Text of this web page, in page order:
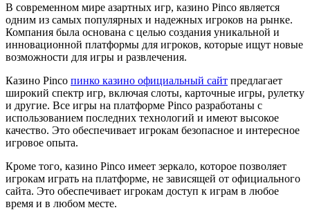
В современном мире азартных игр, казино Pinco является
одним из самых популярных и надежных игроков на рынке.
Компания была основана с целью создания уникальной и
инновационной платформы для игроков, которые ищут новые
возможности для игры и развлечения.
Казино Pinco пинко казино официальный сайт предлагает
широкий спектр игр, включая слоты, карточные игры, рулетку
и другие. Все игры на платформе Pinco разработаны с
использованием последних технологий и имеют высокое
качество. Это обеспечивает игрокам безопасное и интересное
игровое опыта.
Кроме того, казино Pinco имеет зеркало, которое позволяет
игрокам играть на платформе, не зависящей от официального
сайта. Это обеспечивает игрокам доступ к играм в любое
время и в любом месте.